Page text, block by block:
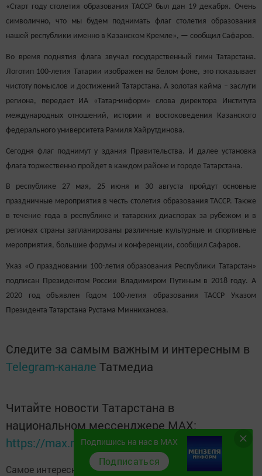
«Старт году столетия образования ТАССР был дан 19 декабря. Очень
символично, что мы будем поднимать флаг столетия образования
нашей республики именно в Казанском Кремле», — сообщил Сафаров.
Во время поднятия флага звучал государственный гимн Татарстана.
Логотип 100-летия Татарии изображен на белом фоне, это показывает
чистоту помыслов и достижений Татарстана. А золотая кайма – заслуги
региона, передает ИА «Татар-информ» слова директора Института
международных отношений, истории и востоковедения Казанского
федерального университета Рамиля Хайрутдинова.
Сегодня флаг поднимут у здания Правительства. И далее установка
флага торжественно пройдет в каждом районе и городе Татарстана.
В республике 27 мая, 25 июня и 30 августа пройдут основные
праздничные мероприятия в честь столетия образования ТАССР. Также
в течение года в республике и татарских диаспорах за рубежом и в
регионах страны запланированы различные культурные и спортивные
мероприятия, большие форумы и конференции, сообщил Сафаров.
Указ «О праздновании 100-летия образования Республики Татарстан»
подписан Президентом России Владимиром Путиным в 2018 году. А
2020 год объявлен Годом 100-летия образования ТАССР Указом
Президента Татарстана Рустама Минниханова.
Следите за самым важным и интересным в
Telegram-канале Татмедиа
Читайте новости Татарстана в
национальном мессенджере MАХ:
https://max.ru/tatmedia
Самое интересное в наших социальных сетях:
Подпишись на нас в MAX
Подписаться